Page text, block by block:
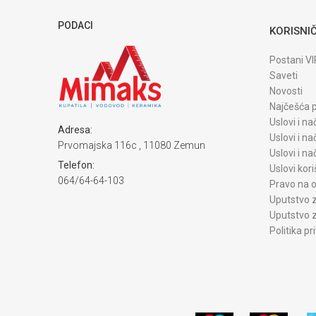
PODACI
Adresa:
Prvomajska 116c , 11080 Zemun
Telefon:
064/64-64-103
Postani
Saveti
Novosti
Najčešća
Uslovi i
Uslovi i
Uslovi i
Uslovi
Pravo na
Uputstvo
Uputstvo
Politika